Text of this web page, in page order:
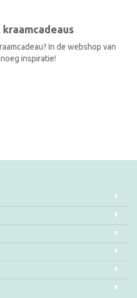
In de webshop van
inspiratie!